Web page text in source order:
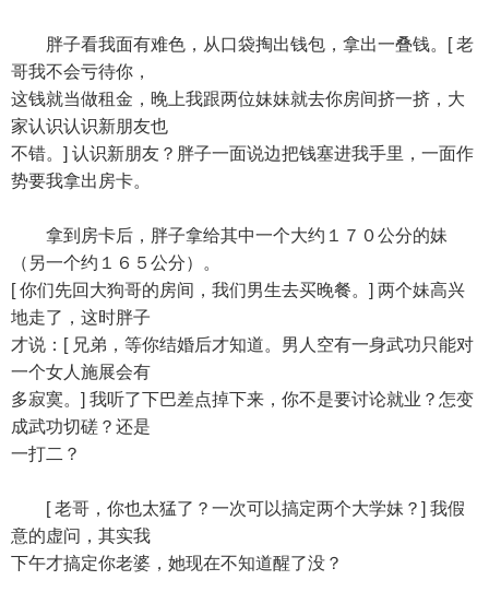
胖子看我面有难色，从口袋掏出钱包，拿出一叠钱。[ 老
哥我不会亏待你，
这钱就当做租金，晚上我跟两位妹妹就去你房间挤一挤，大
家认识认识新朋友也
不错。] 认识新朋友？胖子一面说边把钱塞进我手里，一面作
势要我拿出房卡。
拿到房卡后，胖子拿给其中一个大约１７０公分的妹
（另一个约１６５公分）。
[ 你们先回大狗哥的房间，我们男生去买晚餐。] 两个妹高兴
地走了，这时胖子
才说：[ 兄弟，等你结婚后才知道。男人空有一身武功只能对
一个女人施展会有
多寂寞。] 我听了下巴差点掉下来，你不是要讨论就业？怎变
成武功切磋？还是
一打二？
[ 老哥，你也太猛了？一次可以搞定两个大学妹？] 我假
意的虚问，其实我
下午才搞定你老婆，她现在不知道醒了没？